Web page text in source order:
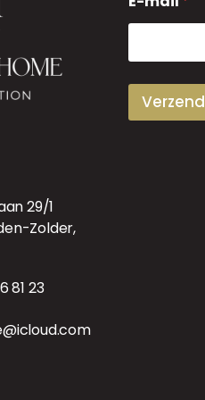
29/1
Zolder,
81 23
-
m
i
Verzend